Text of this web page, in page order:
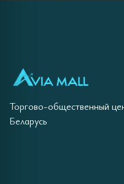
Торгово-общественный
Беларусь